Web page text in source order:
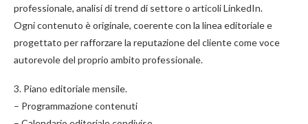
professionale, analisi di trend di settore o articoli LinkedIn.
Ogni contenuto è originale, coerente con la linea editoriale e
progettato per rafforzare la reputazione del cliente come voce
autorevole del proprio ambito professionale.
3. Piano editoriale mensile.
– Programmazione contenuti